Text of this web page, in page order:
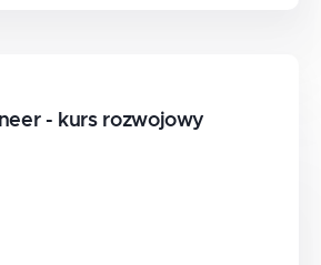
- kurs rozwojowy